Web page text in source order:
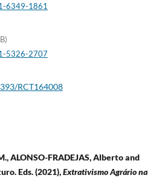
6349-1861
5326-2707
RCT164008
ALONSO-FRADEJAS, Alberto and
Eds. (2021),Extrativismo Agrário na